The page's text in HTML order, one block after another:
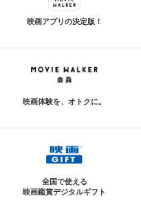
映画アプリの決定版！
映画体験を、オトクに。
全国で使える
映画鑑賞デジタルギフト